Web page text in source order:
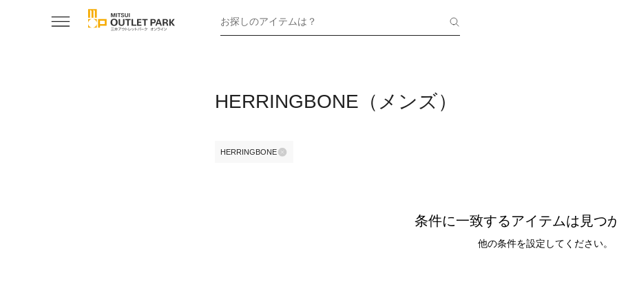
お探しのアイテムは？
HERRINGBONE（メンズ）
HERRINGBONE
条件に一致するアイテムは見つ
他の条件を設定してください。